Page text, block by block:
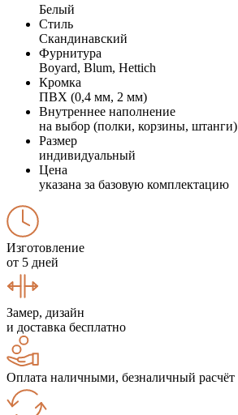
Белый
Стиль
Скандинавский
Фурнитура
Boyard, Blum, Hettich
Кромка
ПВХ (0,4 мм, 2 мм)
Внутреннее наполнение
на выбор (полки, корзины, штанги)
Размер
индивидуальный
Цена
указана за базовую комплектацию
Изготовление
от 5 дней
Замер, дизайн
и доставка бесплатно
Оплата наличными, безналичный расчёт